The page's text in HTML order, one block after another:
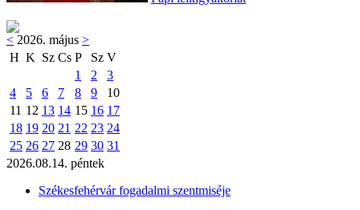
< 2026. május >
H K Sz Cs P Sz V
1
2
3
4
5 6 7 8 9
10
11 12 13 14 15 16 17
18 19 20 21 22 23 24
25 26 27 28 29 30 31
2026.08.14. péntek
Székesfehérvár fogadalmi szentmiséje